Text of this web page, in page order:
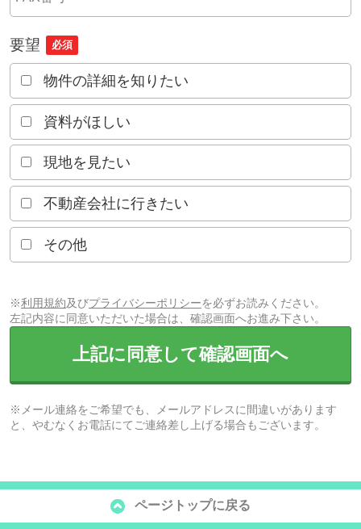
要望 必須
物件の詳細を知りたい
資料がほしい
現地を見たい
不動産会社に行きたい
その他
※利用規約及びプライバシーポリシーを必ずお読みください。
左記内容に同意いただいた場合は、確認画面へお進み下さい。
上記に同意して確認画面へ
※メール連絡をご希望でも、メールアドレスに間違いがあります
と、やむなくお電話にてご連絡差し上げる場合もございます。
ページトップに戻る